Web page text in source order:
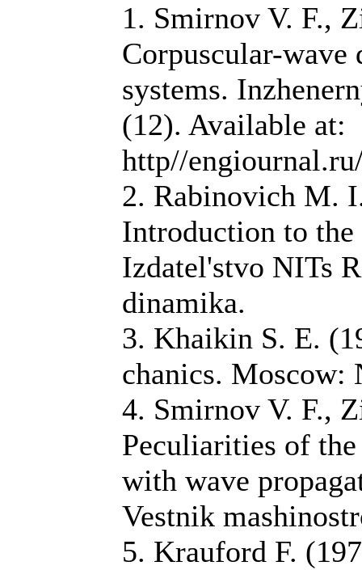
1. Smirnov V. F.,
Corpuscular-
systems.
(12). Available at:
http//
2. Rabinovich M.
Introduction to
Izdatel'stvo NITs
dinamika.
3. Khaikin S. E.
chanics. Moscow:
4. Smirnov V. F.,
Peculiarities of
with wave
Vestnik
5. Krauford F.